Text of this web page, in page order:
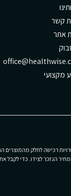
קשר
אתר
מקצועי
רכישה לחלק מהמוצרים
הנזכר לצידו. כדי לקבל